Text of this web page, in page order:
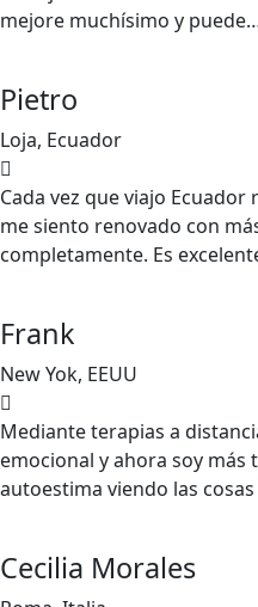
mejore muchísimo y
Pietro
Loja, Ecuador
Cada vez que viajo
me siento renovado con
completamente. Es
Frank
New Yok, EEUU
Mediante terapias a
emocional y ahora soy más
autoestima viendo las
Cecilia Morales